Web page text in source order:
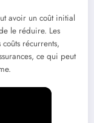
avoir un coût initial
le réduire. Les
récurrents,
ce qui peut